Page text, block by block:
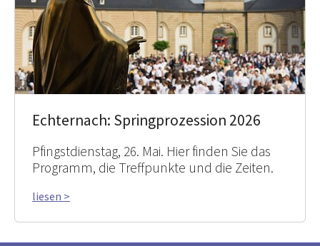
Echternach: Springprozession 2026
Pfingstdienstag, 26. Mai. Hier finden Sie das
Programm, die Treffpunkte und die Zeiten.
liesen >